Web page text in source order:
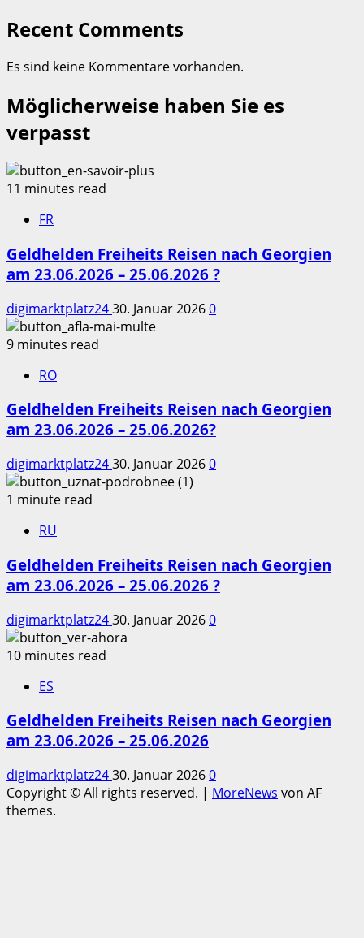
Recent Comments
Es sind keine Kommentare vorhanden.
Möglicherweise haben Sie es
verpasst
11 minutes read
FR
Geldhelden Freiheits Reisen nach Georgien
am 23.06.2026 – 25.06.2026 ?
digimarktplatz2430. Januar 20260
9 minutes read
RO
Geldhelden Freiheits Reisen nach Georgien
am 23.06.2026 – 25.06.2026?
digimarktplatz2430. Januar 20260
1 minute read
RU
Geldhelden Freiheits Reisen nach Georgien
am 23.06.2026 – 25.06.2026 ?
digimarktplatz2430. Januar 20260
10 minutes read
ES
Geldhelden Freiheits Reisen nach Georgien
am 23.06.2026 – 25.06.2026
digimarktplatz2430. Januar 20260
Copyright © All rights reserved. | MoreNews von AF
themes.